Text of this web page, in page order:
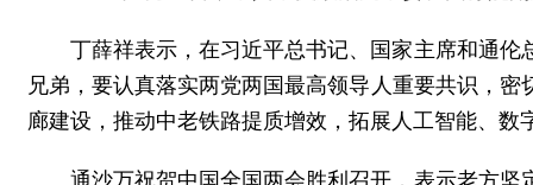
丁薛祥表示，在习近平总书记、国家主席和通
兄弟，要认真落实两党两国最高领导人重要共识，
廊建设，推动中老铁路提质增效，拓展人工智能、
通沙万祝贺中国全国两会胜利召开，表示老方